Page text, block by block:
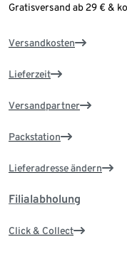
Gratisversand ab 29 € &
Versandkosten
Lieferzeit
Versandpartner
Packstation
Lieferadresse ändern
Filialabholung
Click & Collect